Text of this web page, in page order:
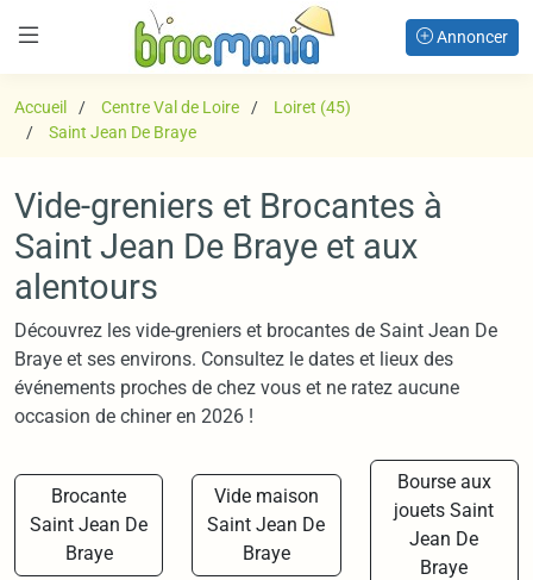
Annoncer
Accueil Centre Val de Loire
Loiret (45)
Saint Jean De Braye
Vide-greniers et Brocantes à
Saint Jean De Braye et aux
alentours
Découvrez les vide-greniers et brocantes de Saint Jean De
Braye et ses environs. Consultez le dates et lieux des
événements proches de chez vous et ne ratez aucune
occasion de chiner en 2026 !
Brocante
Saint Jean De
Braye
Vide maison
Saint Jean De
Braye
Bourse aux
jouets Saint
Jean De
Braye